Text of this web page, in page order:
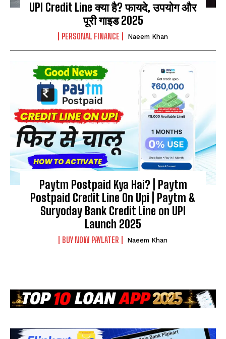
UPI Credit Line क्या है? फायदे, उपयोग और
पूरी गाइड 2025
PERSONAL FINANCE Naeem Khan
Paytm Postpaid Kya Hai? | Paytm
Postpaid Credit Line On Upi | Paytm &
Suryoday Bank Credit Line on UPI
Launch 2025
BUY NOW PAYLATER Naeem Khan